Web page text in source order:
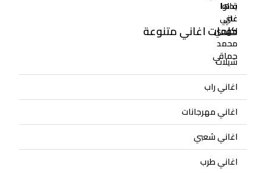
كلمات اغاني متنوعة
شيلات
اغاني راب
اغاني مهرجانات
اغاني شعبي
اغاني طرب